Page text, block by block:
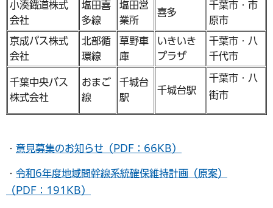
小湊鐡道株式
会社
塩田喜
多線
塩田営
業所
喜多
千葉市・市
原市
京成バス株式
会社
北部循
環線
草野車
庫
いきいき
プラザ
千葉市・八
千代市
千葉中央バス
株式会社
おまご
線
千城台
駅
千城台駅
千葉市・八
街市
・ 意見募集のお知らせ（PDF：66KB）
・ 令和6年度地域間幹線系統確保維持計画（原案）
（PDF：191KB）